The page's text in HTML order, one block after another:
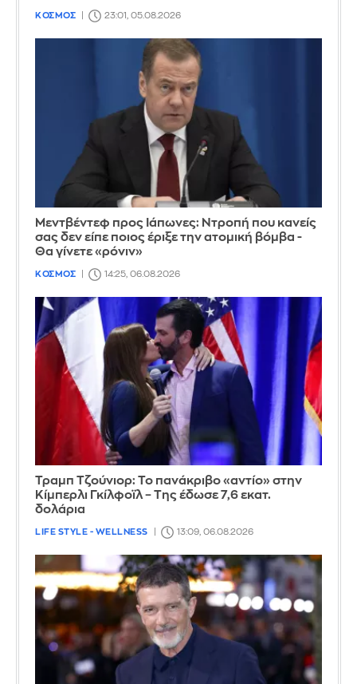
ΚΟΣΜΟΣ 23:01, 05.08.2026
Μεντβέντεφ προς Ιάπωνες: Ντροπή που κανείς
σας δεν είπε ποιος έριξε την ατομική βόμβα -
Θα γίνετε «ρόνιν»
ΚΟΣΜΟΣ 14:25, 06.08.2026
Τραμπ Τζούνιορ: Το πανάκριβο «αντίο» στην
Κίμπερλι Γκίλφοϊλ – Της έδωσε 7,6 εκατ.
δολάρια
LIFE STYLE - WELLNESS 13:09, 06.08.2026